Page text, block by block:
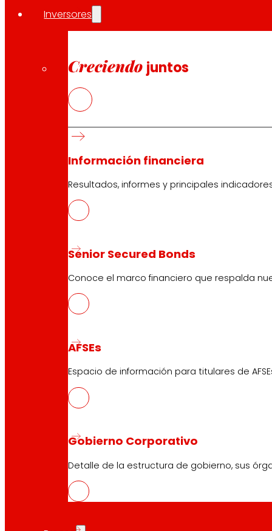
Inversores
Creciendo juntos
Información financiera
Resultados, informes y principales
Senior Secured Bonds
Conoce el marco financiero que respalda
AFSEs
Espacio de información para titulares de
Gobierno Corporativo
Detalle de la estructura de gobierno, sus